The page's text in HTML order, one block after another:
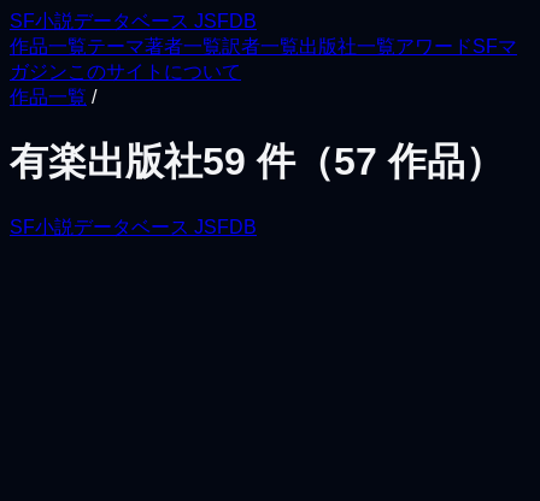
SF小説データベース JSFDB
作品一覧テーマ著者一覧訳者一覧出版社一覧アワードSFマ
ガジンこのサイトについて
作品一覧 /
有楽出版社59 件（57 作品）
SF小説データベース JSFDB